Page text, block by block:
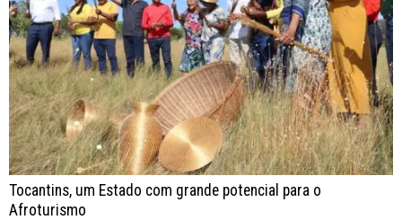
Tocantins, um Estado com grande potencial para o
Afroturismo